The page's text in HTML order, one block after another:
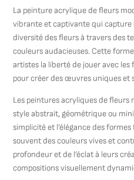
La peinture acrylique de fleurs
vibrante et captivante qui capture
diversité des fleurs à travers des
couleurs audacieuses. Cette
artistes la liberté de jouer avec
pour créer des œuvres uniques et
Les peintures acryliques de
style abstrait, géométrique ou
simplicité et l’élégance des
souvent des couleurs vives et
profondeur et de l’éclat à leurs
compositions visuellement